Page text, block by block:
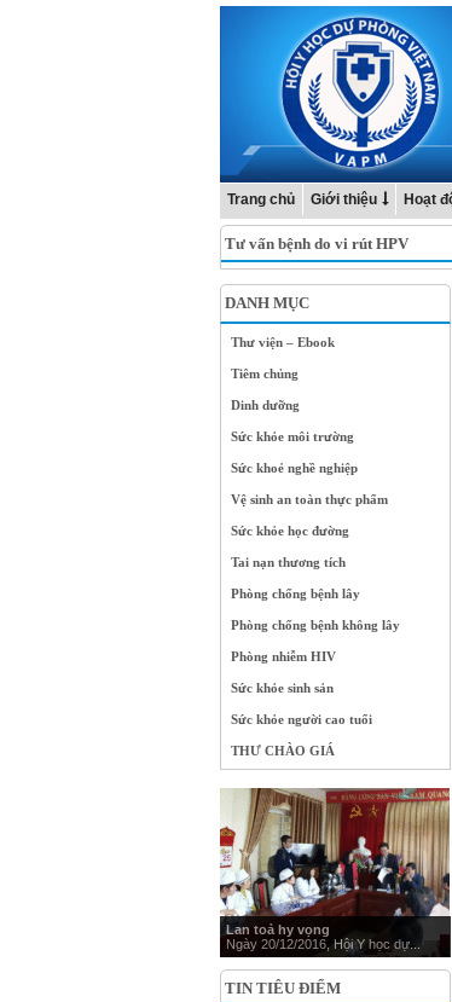
Trang chủ Giới thiệu Hoạt
Tư vấn bệnh do vi rút HPV
DANH MỤC
Thư viện – Ebook
Tiêm chủng
Dinh dưỡng
Sức khỏe môi trường
Sức khoẻ nghề nghiệp
Vệ sinh an toàn thực phẩm
Sức khỏe học đường
Tai nạn thương tích
Phòng chống bệnh lây
Phòng chống bệnh không lây
Phòng nhiễm HIV
Sức khỏe sinh sản
Sức khỏe người cao tuổi
THƯ CHÀO GIÁ
Lan toả hy vọng
Ngày 20/12/2016, Hội Y học dự...
TIN TIÊU ĐIỂM